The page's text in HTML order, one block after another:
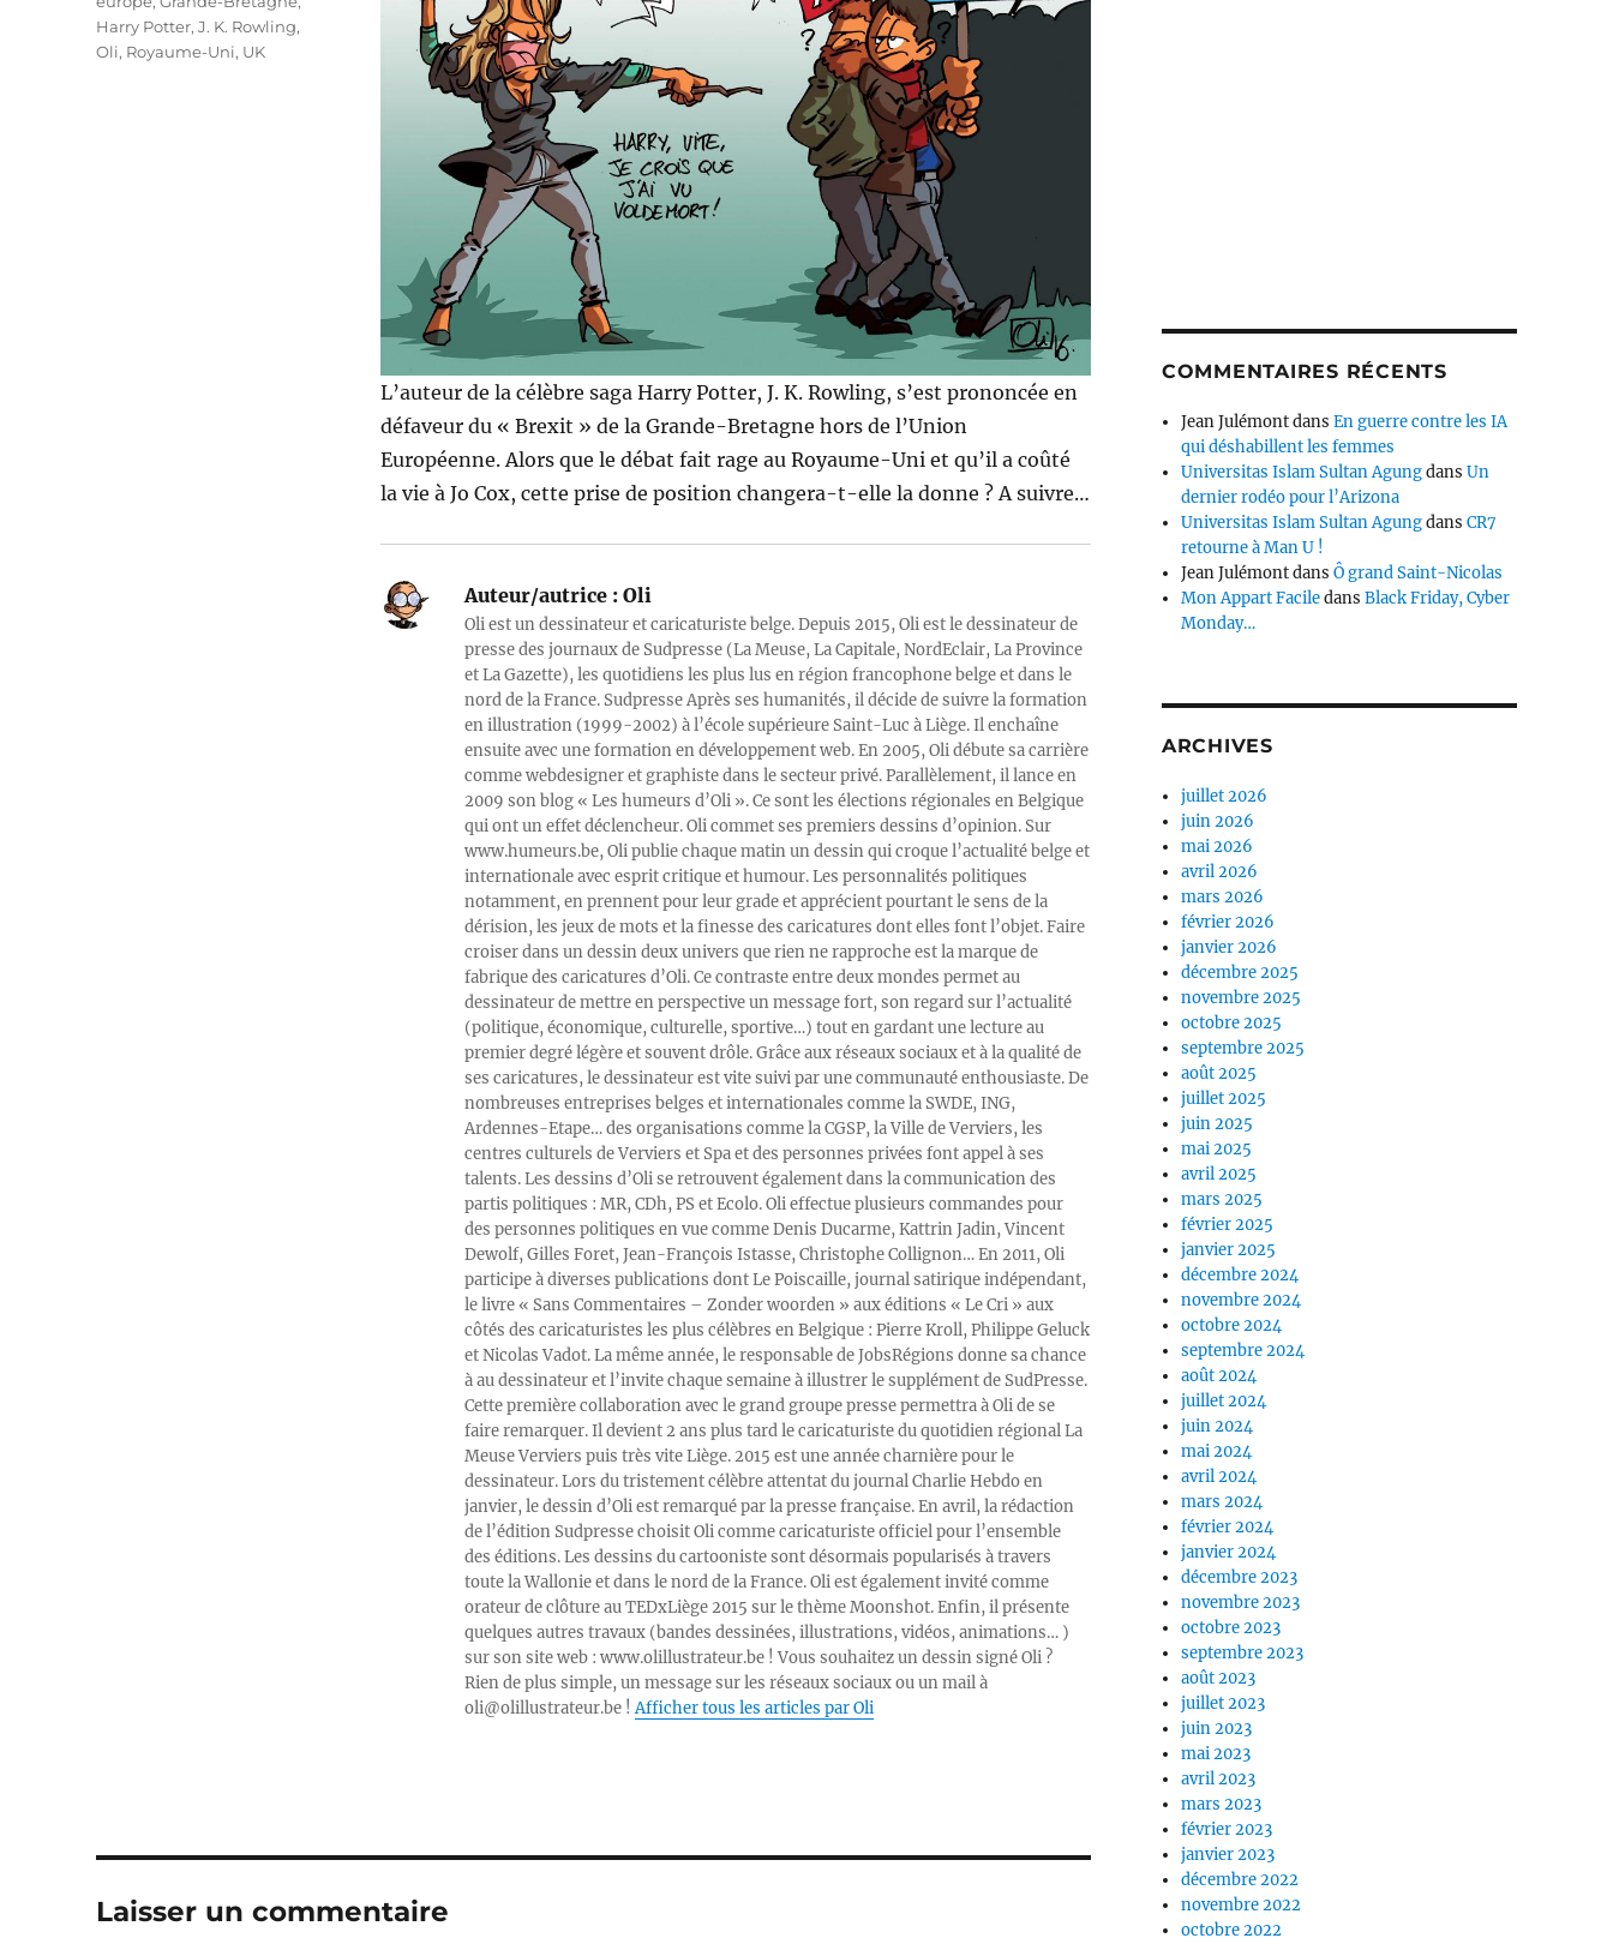
L’auteur de la célèbre saga Harry Potter, J. K. Rowling, s’est prononcée en
défaveur du « Brexit » de la Grande-Bretagne hors de l’Union
Européenne. Alors que le débat fait rage au Royaume-Uni et qu’il a coûté
la vie à Jo Cox, cette prise de position changera-t-elle la donne ? A suivre…
Auteur/autrice :Oli
Oli est un dessinateur et caricaturiste belge. Depuis 2015, Oli est le dessinateur de
presse des journaux de Sudpresse (La Meuse, La Capitale, NordEclair, La Province
et La Gazette), les quotidiens les plus lus en région francophone belge et dans le
nord de la France. Sudpresse Après ses humanités, il décide de suivre la formation
en illustration (1999-2002) à l’école supérieure Saint-Luc à Liège. Il enchaîne
ensuite avec une formation en développement web. En 2005, Oli débute sa carrière
comme webdesigner et graphiste dans le secteur privé. Parallèlement, il lance en
2009 son blog « Les humeurs d’Oli ». Ce sont les élections régionales en Belgique
qui ont un effet déclencheur. Oli commet ses premiers dessins d’opinion. Sur
www.humeurs.be, Oli publie chaque matin un dessin qui croque l’actualité belge et
internationale avec esprit critique et humour. Les personnalités politiques
notamment, en prennent pour leur grade et apprécient pourtant le sens de la
dérision, les jeux de mots et la finesse des caricatures dont elles font l’objet. Faire
croiser dans un dessin deux univers que rien ne rapproche est la marque de
fabrique des caricatures d’Oli. Ce contraste entre deux mondes permet au
dessinateur de mettre en perspective un message fort, son regard sur l’actualité
(politique, économique, culturelle, sportive…) tout en gardant une lecture au
premier degré légère et souvent drôle. Grâce aux réseaux sociaux et à la qualité de
ses caricatures, le dessinateur est vite suivi par une communauté enthousiaste. De
nombreuses entreprises belges et internationales comme la SWDE, ING,
Ardennes-Etape… des organisations comme la CGSP, la Ville de Verviers, les
centres culturels de Verviers et Spa et des personnes privées font appel à ses
talents. Les dessins d’Oli se retrouvent également dans la communication des
partis politiques : MR, CDh, PS et Ecolo. Oli effectue plusieurs commandes pour
des personnes politiques en vue comme Denis Ducarme, Kattrin Jadin, Vincent
Dewolf, Gilles Foret, Jean-François Istasse, Christophe Collignon… En 2011, Oli
participe à diverses publications dont Le Poiscaille, journal satirique indépendant,
le livre « Sans Commentaires – Zonder woorden » aux éditions « Le Cri » aux
côtés des caricaturistes les plus célèbres en Belgique : Pierre Kroll, Philippe Geluck
et Nicolas Vadot. La même année, le responsable de JobsRégions donne sa chance
à au dessinateur et l’invite chaque semaine à illustrer le supplément de SudPresse.
Cette première collaboration avec le grand groupe presse permettra à Oli de se
faire remarquer. Il devient 2 ans plus tard le caricaturiste du quotidien régional La
Meuse Verviers puis très vite Liège. 2015 est une année charnière pour le
dessinateur. Lors du tristement célèbre attentat du journal Charlie Hebdo en
janvier, le dessin d’Oli est remarqué par la presse française. En avril, la rédaction
de l’édition Sudpresse choisit Oli comme caricaturiste officiel pour l’ensemble
des éditions. Les dessins du cartooniste sont désormais popularisés à travers
toute la Wallonie et dans le nord de la France. Oli est également invité comme
orateur de clôture au TEDxLiège 2015 sur le thème Moonshot. Enfin, il présente
quelques autres travaux (bandes dessinées, illustrations, vidéos, animations… )
sur son site web : www.olillustrateur.be ! Vous souhaitez un dessin signé Oli ?
Rien de plus simple, un message sur les réseaux sociaux ou un mail à
oli@olillustrateur.be !Afficher tous les articles par Oli
Harry Potter,J. K. Rowling,
Oli, Royaume-Uni, UK
Laisser un commentaire
COMMENTAIRES RÉCENTS
Jean JulémontdansEn guerre contre les IA
qui déshabillent les femmes
Universitas Islam Sultan AgungdansUn
dernier rodéo pour l’Arizona
Universitas Islam Sultan AgungdansCR7
retourne à Man U !
Jean JulémontdansÔ grand Saint-Nicolas
Mon Appart FaciledansBlack Friday, Cyber
Monday…
ARCHIVES
juillet 2026
juin 2026
mai 2026
avril 2026
mars 2026
février 2026
janvier 2026
décembre 2025
novembre 2025
octobre 2025
septembre 2025
août 2025
juillet 2025
juin 2025
mai 2025
avril 2025
mars 2025
février 2025
janvier 2025
décembre 2024
novembre 2024
octobre 2024
septembre 2024
août 2024
juillet 2024
juin 2024
mai 2024
avril 2024
mars 2024
février 2024
janvier 2024
décembre 2023
novembre 2023
octobre 2023
septembre 2023
août 2023
juillet 2023
juin 2023
mai 2023
avril 2023
mars 2023
février 2023
janvier 2023
décembre 2022
novembre 2022
octobre 2022